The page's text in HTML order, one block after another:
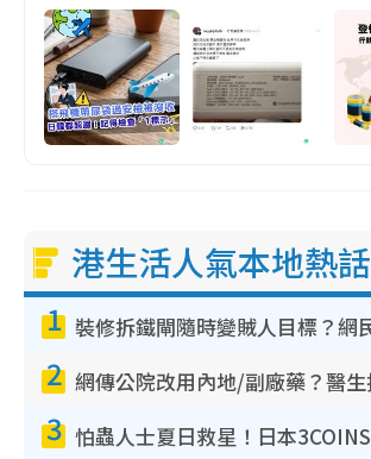
港生活人氣本地熱話
1
2
3